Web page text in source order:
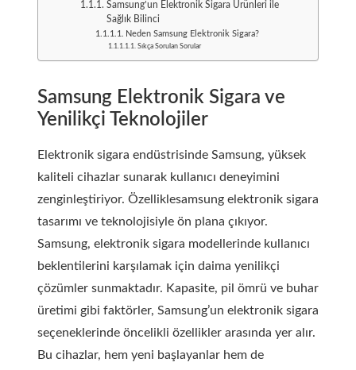
Samsung’un Elektronik Sigara Ürünleri ile
Sağlık Bilinci
Neden Samsung Elektronik Sigara?
Sıkça Sorulan Sorular
Samsung Elektronik Sigara ve
Yenilikçi Teknolojiler
Elektronik sigara endüstrisinde Samsung, yüksek
kaliteli cihazlar sunarak kullanıcı deneyimini
zenginleştiriyor. Özelliklesamsung elektronik sigara
tasarımı ve teknolojisiyle ön plana çıkıyor.
Samsung, elektronik sigara modellerinde kullanıcı
beklentilerini karşılamak için daima yenilikçi
çözümler sunmaktadır. Kapasite, pil ömrü ve buhar
üretimi gibi faktörler, Samsung’un elektronik sigara
seçeneklerinde öncelikli özellikler arasında yer alır.
Bu cihazlar, hem yeni başlayanlar hem de